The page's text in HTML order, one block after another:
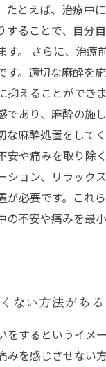
たとえば、治療中
することで、自分
す。 さらに、治療
す。適切な麻酔を
抑えることができ
であり、麻酔の施
な麻酔処置をして
安や痛みを取り除
ション、リラック
が必要です。これ
の不安や痛みを最
ない方法があ
をするというイメ
みを感じさせない